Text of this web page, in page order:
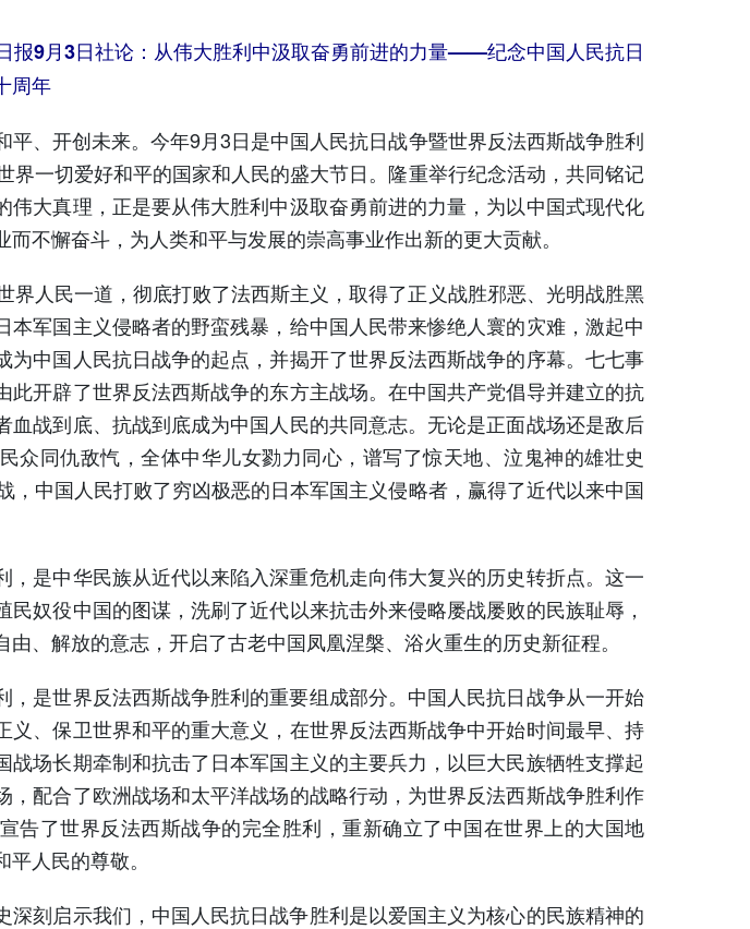
报9月3日社论：从伟大胜利中汲取奋勇前进的力量——纪念中国人民抗日
周年
、开创未来。今年9月3日是中国人民抗日战争暨世界反法西斯战争胜利
界一切爱好和平的国家和人民的盛大节日。隆重举行纪念活动，共同铭记
伟大真理，正是要从伟大胜利中汲取奋勇前进的力量，为以中国式现代化
不懈奋斗，为人类和平与发展的崇高事业作出新的更大贡献。
人民一道，彻底打败了法西斯主义，取得了正义战胜邪恶、光明战胜黑
本军国主义侵略者的野蛮残暴，给中国人民带来惨绝人寰的灾难，激起中
为中国人民抗日战争的起点，并揭开了世界反法西斯战争的序幕。七七事
此开辟了世界反法西斯战争的东方主战场。在中国共产党倡导并建立的抗
血战到底、抗战到底成为中国人民的共同意志。无论是正面战场还是敌后
众同仇敌忾，全体中华儿女勠力同心，谱写了惊天地、泣鬼神的雄壮史
，中国人民打败了穷凶极恶的日本军国主义侵略者，赢得了近代以来中国
是中华民族从近代以来陷入深重危机走向伟大复兴的历史转折点。这一
奴役中国的图谋，洗刷了近代以来抗击外来侵略屡战屡败的民族耻辱，
、解放的意志，开启了古老中国凤凰涅槃、浴火重生的历史新征程。
是世界反法西斯战争胜利的重要组成部分。中国人民抗日战争从一开始
义、保卫世界和平的重大意义，在世界反法西斯战争中开始时间最早、持
战场长期牵制和抗击了日本军国主义的主要兵力，以巨大民族牺牲支撑起
，配合了欧洲战场和太平洋战场的战略行动，为世界反法西斯战争胜利作
告了世界反法西斯战争的完全胜利，重新确立了中国在世界上的大国地
人民的尊敬。
刻启示我们，中国人民抗日战争胜利是以爱国主义为核心的民族精神的